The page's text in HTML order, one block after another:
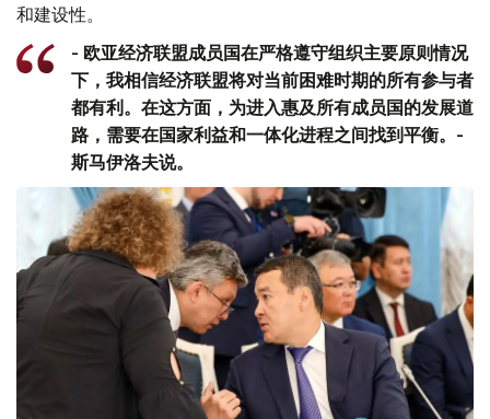
和建设性。
- 欧亚经济联盟成员国在严格遵守组织主要原则情况
下，我相信经济联盟将对当前困难时期的所有参与者
都有利。在这方面，为进入惠及所有成员国的发展道
路，需要在国家利益和一体化进程之间找到平衡。-
斯马伊洛夫说。